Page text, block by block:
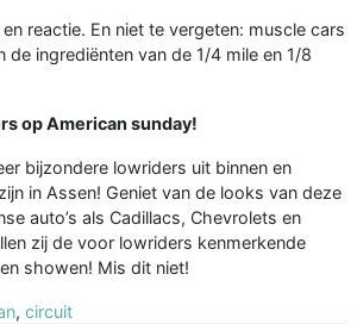
en reactie. En niet te vergeten: muscle cars
de ingrediënten van de 1/4 mile en 1/8
op American sunday!
bijzondere lowriders uit binnen en
in Assen! Geniet van de looks van deze
auto’s als Cadillacs, Chevrolets en
zij de voor lowriders kenmerkende
showen! Mis dit niet!
, circuit